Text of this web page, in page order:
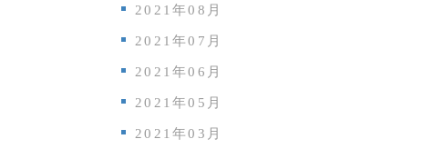
2021年08月
2021年07月
2021年06月
2021年05月
2021年03月